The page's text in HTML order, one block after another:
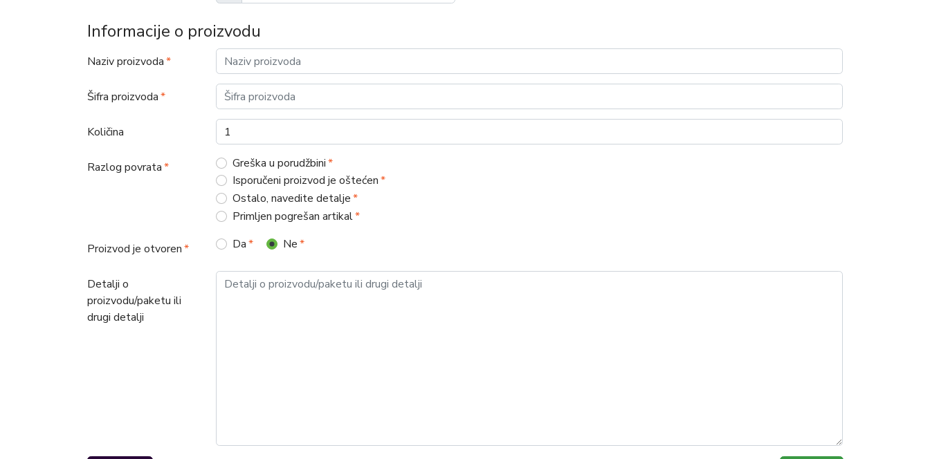
Informacije o proizvodu
Naziv proizvoda
Šifra proizvoda
Količina
Razlog povrata
Greška u porudžbini
Isporučeni proizvod je oštećen
Ostalo, navedite detalje
Primljen pogrešan artikal
Proizvod je otvoren Da Ne
Detalji o
proizvodu/paketu ili
drugi detalji